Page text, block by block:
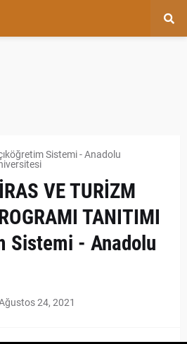
Sistemi - Anadolu
VE TURİZM
TANITIMI
Sistemi - Anadolu
24, 2021